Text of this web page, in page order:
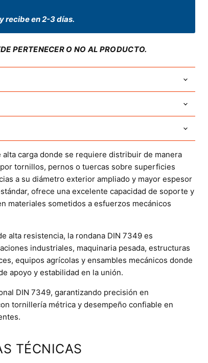
recibe en 2-3 días.
PERTENECER O NO AL PRODUCTO.
alta carga donde se requiere distribuir de manera
tornillos, pernos o tuercas sobre superficies
a su diámetro exterior ampliado y mayor espesor
ofrece una excelente capacidad de soporte y
materiales sometidos a esfuerzos mecánicos
alta resistencia, la rondana DIN 7349 es
industriales, maquinaria pesada, estructuras
equipos agrícolas y ensambles mecánicos donde
apoyo y estabilidad en la unión.
DIN 7349, garantizando precisión en
tornillería métrica y desempeño confiable en
TÉCNICAS